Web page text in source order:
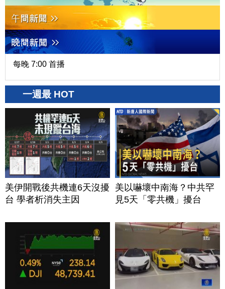
每晚 7:00 首播
一週最 HOT
美伊開戰後共機連6天沒擾
台 學者析消失主因
美以嚇壞中南海？中共罕
見5天「零共機」擾台